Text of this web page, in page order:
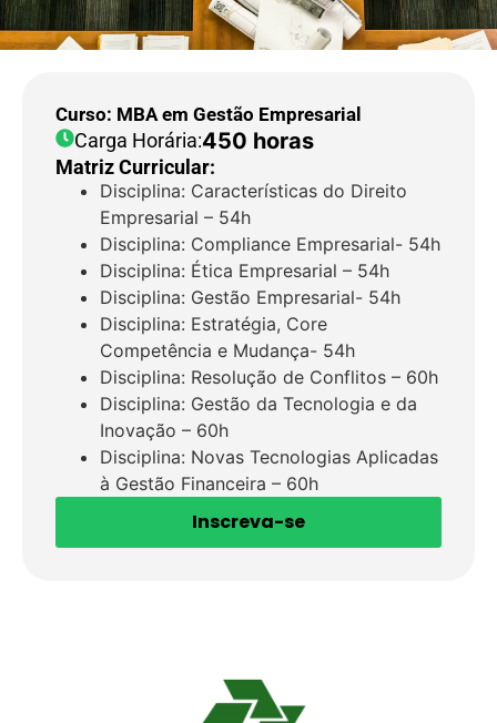
Curso: MBA em Gestão Empresarial
Carga Horária:450 horas
Matriz Curricular:
Disciplina: Características do Direito
Empresarial – 54h
Disciplina: Compliance Empresarial- 54h
Disciplina: Ética Empresarial – 54h
Disciplina: Gestão Empresarial- 54h
Disciplina: Estratégia, Core
Competência e Mudança- 54h
Disciplina: Resolução de Conflitos – 60h
Disciplina: Gestão da Tecnologia e da
Inovação – 60h
Disciplina: Novas Tecnologias Aplicadas
à Gestão Financeira – 60h
Inscreva-se